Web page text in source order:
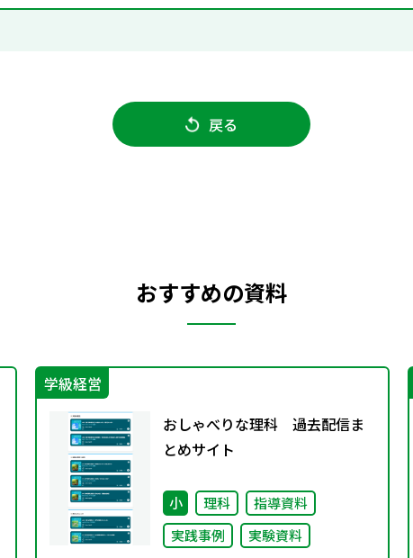
戻る
おすすめの資料
学級経営
おしゃべりな理科 過去配信ま
とめサイト
小 理科
指導資料
実践事例
実験資料